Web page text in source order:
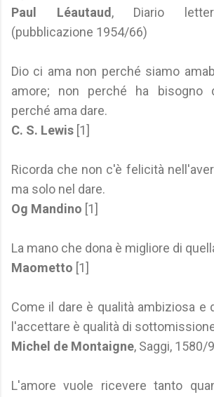
Paul Léautaud , Diario
(pubblicazione 1954/66)
Dio ci ama non perché siamo
amore; non perché ha bisogno
perché ama dare.
C. S. Lewis [1]
Ricorda che non c'è felicità
ma solo nel dare.
Og Mandino [1]
La mano che dona è migliore di
Maometto [1]
Come il dare è qualità ambiziosa e
l'accettare è qualità di
Michel de Montaigne, Saggi, 1580/
L'amore vuole ricevere tanto